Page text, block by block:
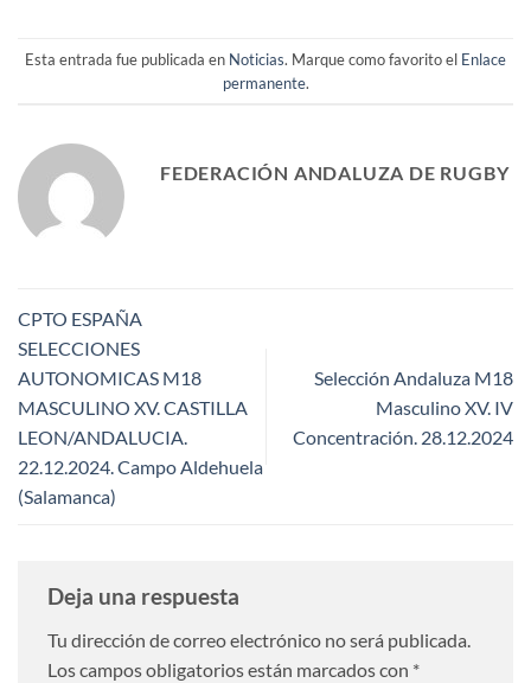
Esta entrada fue publicada en Noticias. Marque como favorito el Enlace
permanente.
FEDERACIÓN ANDALUZA DE RUGBY
CPTO ESPAÑA
SELECCIONES
AUTONOMICAS M18
MASCULINO XV. CASTILLA
LEON/ANDALUCIA.
22.12.2024. Campo Aldehuela
(Salamanca)
Selección Andaluza M18
Masculino XV. IV
Concentración. 28.12.2024
Deja una respuesta
Tu dirección de correo electrónico no será publicada.
Los campos obligatorios están marcados con *